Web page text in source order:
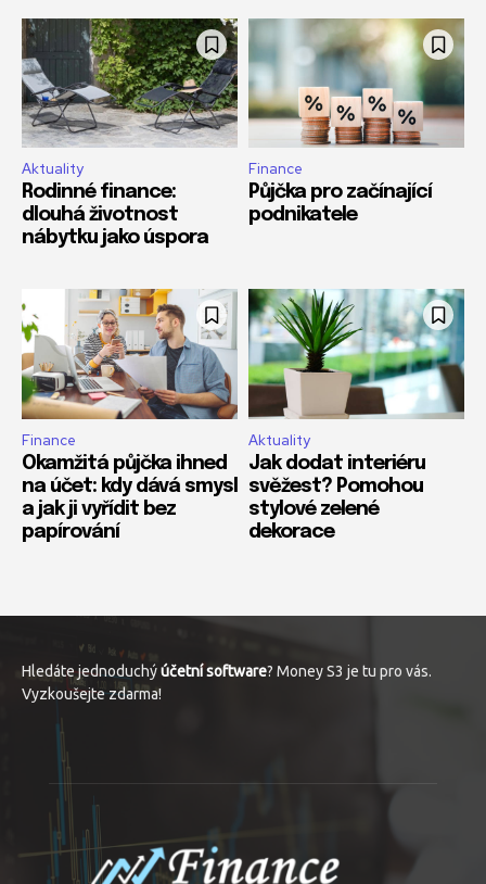
Aktuality
Rodinné finance:
dlouhá životnost
nábytku jako úspora
Finance
Půjčka pro začínající
podnikatele
Finance
Okamžitá půjčka ihned
na účet: kdy dává smysl
a jak ji vyřídit bez
papírování
Aktuality
Jak dodat interiéru
svěžest? Pomohou
stylové zelené
dekorace
Hledáte jednoduchýúčetní software? Money S3 je tu pro vás.
Vyzkoušejte zdarma!